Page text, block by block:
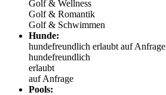
Golf & Wellness
Golf & Romantik
Golf & Schwimmen
Hunde:
hundefreundlich erlaubt auf Anfrage
hundefreundlich
erlaubt
auf Anfrage
Pools: